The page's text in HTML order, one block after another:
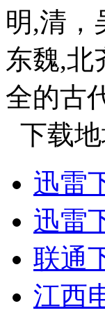
明,清，
东魏,北
全的古
下载
迅雷
迅雷
联通
江西